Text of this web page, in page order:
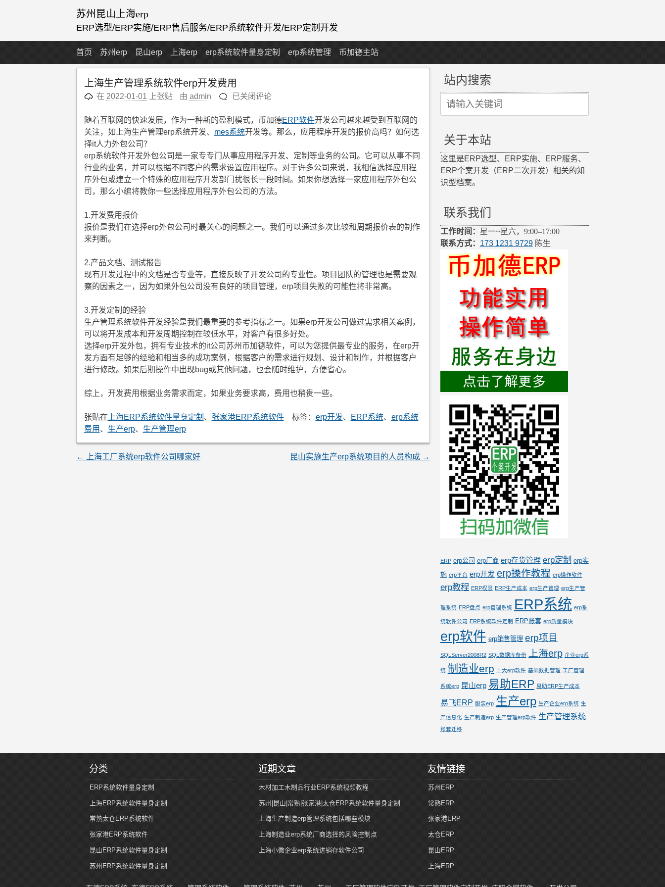
跳
至
容
苏州昆山上海erp
ERP选型/ERP实施/ERP售后服务/ERP系统软件开发/ERP定制开发
首页 苏州erp 昆山erp 上海erp erp系统软件量身定制 erp系统管理 币加德主站
上海生产管理系统软件erp开发费用
在 2022-01-01 上张贴 由admin
上
生
产
理
系
统
软
开
已关闭评论
随着互联网的快速发展，作为一种新的盈利模式，币加德ERP软件开发公司越来越受到互联网的
关注，如上海生产管理erp系统开发、 mes系统开发等。那么，应用程序开发的报价高吗？如何选
择it人力外包公司？
erp系统软件开发外包公司是一家专专门从事应用程序开发、定制等业务的公司。它可以从事不同
行业的业务，并可以根据不同客户的需求设置应用程序。对于许多公司来说，我相信选择应用程
序外包或建立一个特殊的应用程序开发部门扰很长一段时间。如果你想选择一家应用程序外包公
司，那么小编将教你一些选择应用程序外包公司的方法。
1.开发费用报价
报价是我们在选择erp外包公司时最关心的问题之一。我们可以通过多次比较和周期报价表的制作
来判断。
2.产品文档、测试报告
现有开发过程中的文档是否专业等，直接反映了开发公司的专业性。项目团队的管理也是需要观
察的因素之一，因为如果外包公司没有良好的项目管理，erp项目失败的可能性将非常高。
3.开发定制的经验
生产管理系统软件开发经验是我们最重要的参考指标之一。如果erp开发公司做过需求相关案例，
可以将开发成本和开发周期控制在较低水平，对客户有很多好处。
选择erp开发外包，拥有专业技术的it公司苏州币加德软件，可以为您提供最专业的服务，在erp开
发方面有足够的经验和相当多的成功案例，根据客户的需求进行规划、设计和制作，并根据客户
进行修改。如果后期操作中出现bug或其他问题，也会随时维护，方便省心。
综上，开发费用根据业务需求而定，如果业务要求高，费用也稍贵一些。
张贴在 上海ERP系统软件量身定制 、 张家港ERP系统软件 标签： erp开发、 ERP系统、 erp系统
费用 、 生产erp、 生产管理erp
文
← 上海工厂系统erp软件公司哪家好 昆山实施生产erp系统项目的人员构成 →
站内搜索
Search
for:
关于本站
这里是ERP选型、ERP实施、ERP服务、
ERP个案开发（ERP二次开发）相关的知
识型档案。
联系我们
工作时间： 星一~星六，9:00–17:00
联系方式： 173 1231 9729陈生
ERP erp公司 erp厂商 erp存货管理 erp定制 erp实
施 erp平台 erp开发 erp操作教程 erp操作软件
erp教程 ERP权限 ERP生产成本 erp生产管理 erp生产管
理系统 ERP盘点 erp管理系统 ERP系统 erp系
统软件公司 ERP系统软件定制 ERP账套 erp质量模块
erp软件 erp销售管理 erp项目
SQLServer2008R2 SQL数据库备份 上海erp 企业erp系
统 制造业erp 十大erp软件 基础数据管理 工厂管理
系统erp 昆山erp 易助ERP 易助ERP生产成本
易飞ERP 服装erp 生产erp 生产企业erp系统 生
产信息化 生产制造erp 生产管理erp软件 生产管理系统
账套迁移
分类
ERP系统软件量身定制
上海ERP系统软件量身定制
常熟太仓ERP系统软件
张家港ERP系统软件
昆山ERP系统软件量身定制
苏州ERP系统软件量身定制
近期文章
木材加工木制品行业ERP系统视频教程
苏州|昆山|常熟|张家港|太仓ERP系统软件量身定制
上海生产制造erp管理系统包括哪些模块
上海制造业erp系统厂商选择的风险控制点
上海小微企业erp系统进销存软件公司
友情链接
苏州ERP
常熟ERP
张家港ERP
太仓ERP
昆山ERP
上海ERP